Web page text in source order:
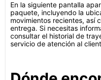
En la siguiente pantalla
paquete, incluyendo la
movimientos recientes, así
entrega. Si necesitas
consultar el historial de
servicio de atención al